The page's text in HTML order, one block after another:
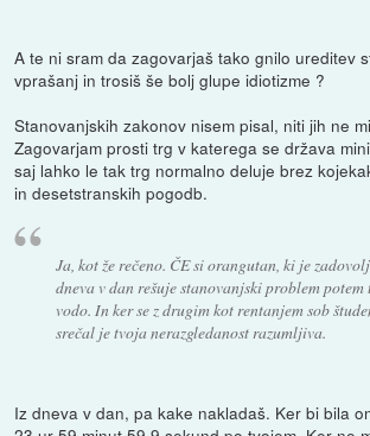
A te ni sram da zagovarjaš tako gnilo ureditev
vprašanj in trosiš še bolj glupe idiotizme ?
Stanovanjskih zakonov nisem pisal, niti jih ne
Zagovarjam prosti trg v katerega se država
saj lahko le tak trg normalno deluje brez
in desetstranskih pogodb.
Ja, kot že rečeno. ČE si orangutan, ki je
dneva v dan rešuje stanovanjski problem
vodo. In ker se z drugim kot rentanjem sob
srečal je tvoja nerazgledanost razumljiva.
Iz dneva v dan, pa kake nakladaš. Ker bi bila